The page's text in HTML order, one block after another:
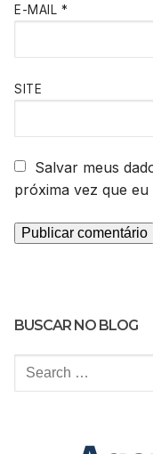
E-MAIL *
SITE
Salvar meus
próxima vez que eu
BUSCAR NO BLOG
Pesquisar
por: